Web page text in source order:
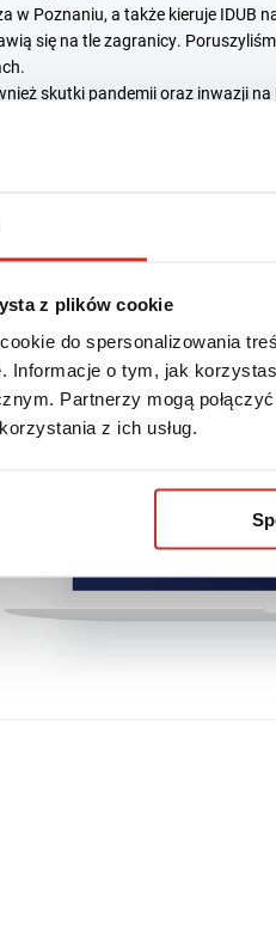
z plików cookie
do spersonalizowania
Informacje o tym, jak
Partnerzy mogą
z ich usług.
w Poznaniu, a także kieruje IDUB
się na tle zagranicy.
skutki pandemii oraz inwazji
a nasz gość przedstawił
nauki i szkolnictwa wyższego